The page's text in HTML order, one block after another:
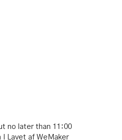
no later than 11:00
Lavet af WeMaker